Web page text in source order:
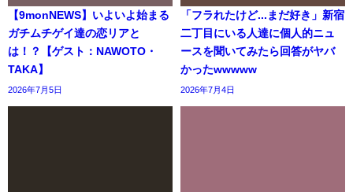
【9monNEWS】いよいよ始まる
ガチムチゲイ達の恋リアと
は！？【ゲスト：NAWOTO・
TAKA】
2026年7月5日
「フラれたけど...まだ好き」新宿
二丁目にいる人達に個人的ニュ
ースを聞いてみたら回答がヤバ
かったwwwww
2026年7月4日